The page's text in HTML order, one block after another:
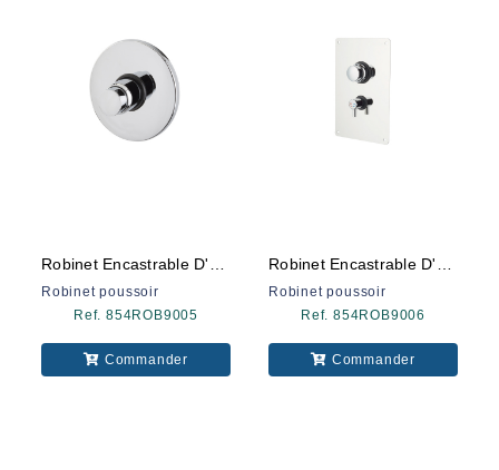
Robinet poussoir
Ref. 854ROB9005
Commander
Robinet poussoir
Ref. 854ROB9006
Commander